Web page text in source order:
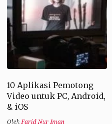
10 Aplikasi Pemotong
Video untuk PC, Android,
& iOS
OlehFarid Nur Iman